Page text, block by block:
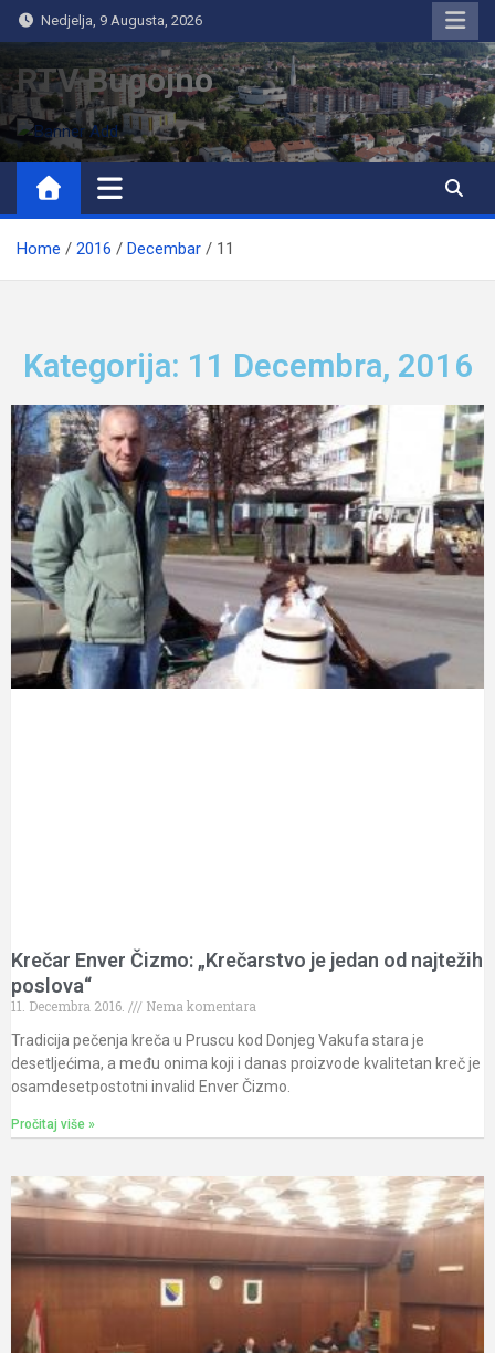
Nedjelja, 9 Augusta, 2026
RTV Bugojno
Home 2016 Decembar 11
Kategorija: 11 Decembra, 2016
Krečar Enver Čizmo: „Krečarstvo je jedan od najtežih
poslova“
11. Decembra 2016.
Nema komentara
Tradicija pečenja kreča u Pruscu kod Donjeg Vakufa stara je
desetljećima, a među onima koji i danas proizvode kvalitetan kreč je
osamdesetpostotni invalid Enver Čizmo.
Pročitaj više »